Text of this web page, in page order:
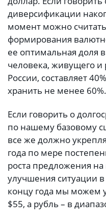
диверсификации
момент можно
формирования
ее оптимальная доля
человека, живущего и
России, составляет
хранить не менее 60%.
Если говорить о
по нашему базовому
все же должно
года по мере
роста предложения
улучшения ситуации
концу года мы можем
$55, а рубль – в